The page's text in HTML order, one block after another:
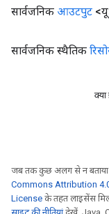
सार्वजनिक आउटपुट
सार्वजनिक स्थैतिक
जब तक कुछ अलग से न
Commons Attribution
License के तहत लाइसेंस